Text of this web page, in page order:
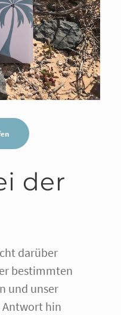
der
darüber
bestimmten
und unser
Antwort hin